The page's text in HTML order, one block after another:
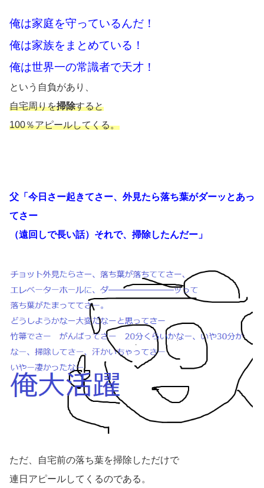
俺は家庭を守っているんだ！
俺は家族をまとめている！
俺は世界一の常識者で天才！
という自負があり、
自宅周りを掃除すると
100％アピールしてくる。
父「今日さー起きてさー、外見たら落ち葉がダーッとあっ
てさー
（遠回しで長い話）それで、掃除したんだー」
ただ、自宅前の落ち葉を掃除しただけで
連日アピールしてくるのである。